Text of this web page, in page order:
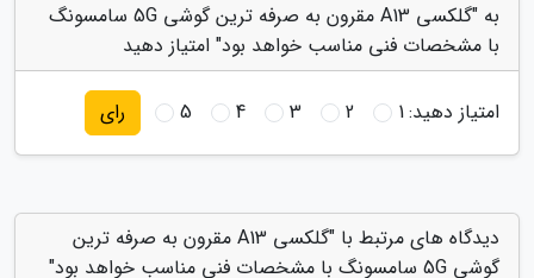
به "گلکسی A13 مقرون به صرفه ترین گوشی 5G سامسونگ
با مشخصات فنی مناسب خواهد بود" امتیاز دهید
امتیاز دهید:1
2
3
4
5 رای
دیدگاه های مرتبط با "گلکسی A13 مقرون به صرفه ترین
گوشی 5G سامسونگ با مشخصات فنی مناسب خواهد بود"